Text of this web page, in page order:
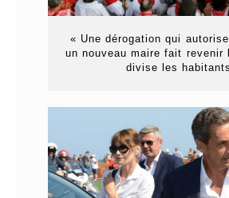
« Une dérogation qui
un nouveau maire fait revenir
divise les habitants